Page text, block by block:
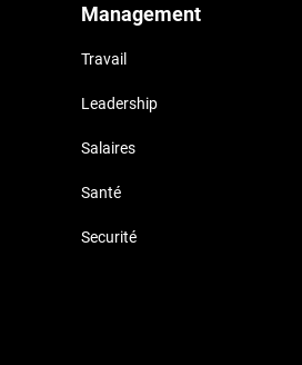
Management
Travail
Leadership
Salaires
Santé
Securité